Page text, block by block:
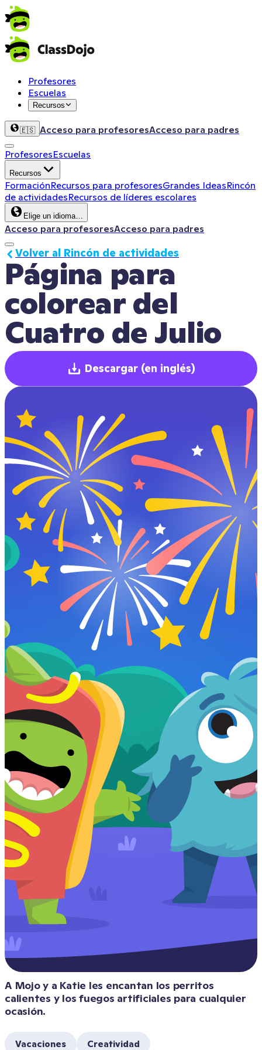
Profesores
Escuelas
Recursos
🇪🇸 Acceso para profesoresAcceso para padres
ProfesoresEscuelas
Recursos
FormaciónRecursos para profesoresGrandes IdeasRincón
de actividadesRecursos de líderes escolares
Elige un idioma…
Acceso para profesoresAcceso para padres
Página para
colorear del
Cuatro de Julio
Volver al Rincón de actividades
Descargar (en inglés)
A Mojo y a Katie les encantan los perritos
calientes y los fuegos artificiales para cualquier
ocasión.
Vacaciones Creatividad